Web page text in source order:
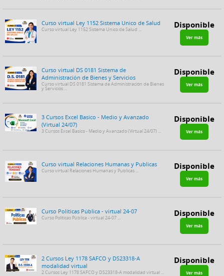
Curso virtual Ley 1152 Sistema Unico de Salud
Curso virtual Ley 1152 Sistema Unico de Salud ... Disponible
Ver más
Curso virtual DS 0181 Sistema de
Administración de Bienes y Servicios
Curso virtual DS 0181 Sistema de Administración de Bienes
y Servicios ...
Disponible
Ver más
3 Cursos Excel Basico - Medio y Avanzado
(Virtual 24/07)
3 Cursos Excel Basico - Medio y Avanzado (Virtual 24/07) ...
Disponible
Ver más
Curso virtual Relaciones Humanas y Publicas
Curso virtual Relaciones Humanas y Publicas ... Disponible
Ver más
Curso Políticas Pública - virtual 24-07
Curso Políticas Pública - virtual 24-07 ... Disponible
Ver más
2 Cursos Ley 1178 SAFCO y DS23318-A
modalidad virtual
2 Cursos Ley 1178 SAFCO y DS23318-A modalidad virtual ...
Disponible
Ver más